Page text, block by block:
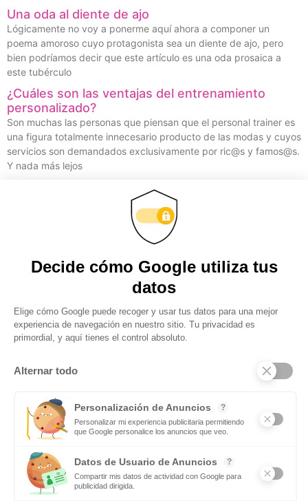
Una oda al diente de ajo
Lógicamente no voy a ponerme aquí ahora a componer un
poema amoroso cuyo protagonista sea un diente de ajo, pero
bien podríamos decir que este artículo es una oda prosaica a
este tubérculo
¿Cuáles son las ventajas del entrenamiento
personalizado?
Son muchas las personas que piensan que el personal trainer es
una figura totalmente innecesario producto de las modas y cuyos
servicios son demandados exclusivamente por ric@s y famos@s.
Y nada más lejos
Obtenga actualizaciones y
manténgase conectado:
suscríbase a nuestro
boletín
Subscribite
Mas notas
tendrás futuro como maestro de
Educación Física